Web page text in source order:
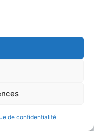
de confidentialité
une stratégie
utilisé comme
Gemini
des e-mails,
un
des notes
aussi de la